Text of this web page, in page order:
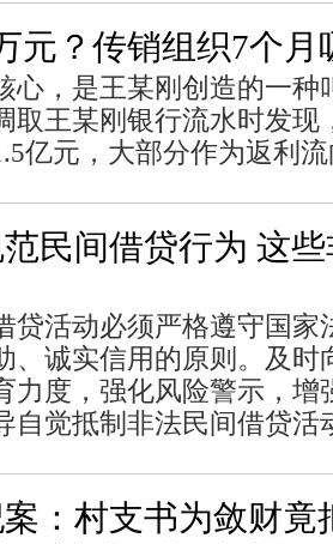
元？传销组织7个月
心，是王某刚创造的一种
取王某刚银行流水时发现
亿元，大部分作为返利
民间借贷行为 这
贷活动必须严格遵守国家
、诚实信用的原则。及时
力度，强化风险警示，增
自觉抵制非法民间借贷活
：村支书为敛财竟